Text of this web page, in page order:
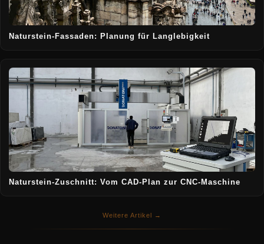
Naturstein-Fassaden: Planung für Langlebigkeit
Naturstein-Zuschnitt: Vom CAD-Plan zur CNC-Maschine
Weitere Artikel →